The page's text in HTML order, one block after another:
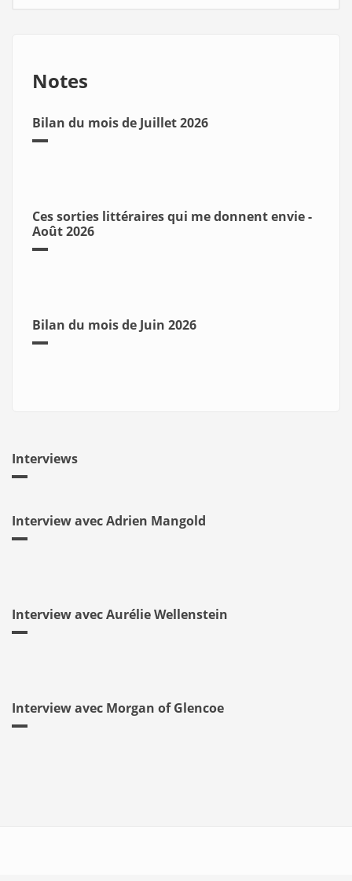
Notes
Bilan du mois de Juillet 2026
Ces sorties littéraires qui me donnent envie -
Août 2026
Bilan du mois de Juin 2026
Interviews
Interview avec Adrien Mangold
Interview avec Aurélie Wellenstein
Interview avec Morgan of Glencoe